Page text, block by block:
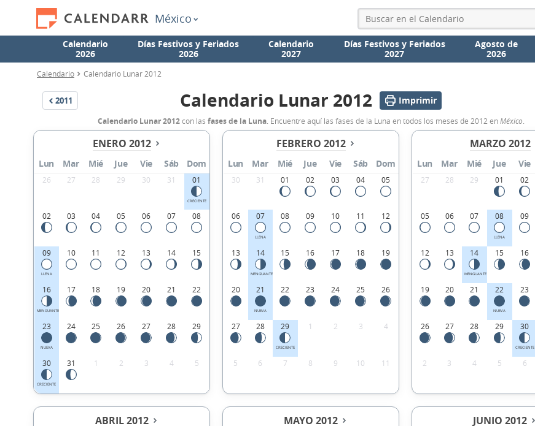
México
Calendario
2026
Días Festivos y Feriados
2026
Calendario
2027
Días Festivos y Feriados
2027
Agosto de
2026
Calendario Calendario Lunar 2012
2011 Calendario Lunar 2012 Imprimir
Calendario Lunar 2012con las fases de la Luna. Encuentre aquí las fases de la Luna en todos los meses de 2012 enMéxico
ENERO 2012
Lun Mar Mié Jue Vie Sáb Dom
26 27 28 29 30 31 01
CRECIENTE
02 03 04 05 06 07 08
09
LLENA
10 11 12 13 14 15
16
MENGUANTE
17 18 19 20 21 22
23
NUEVA
24 25 26 27 28 29
30
CRECIENTE
31 1 2 3 4 5
FEBRERO 2012
Lun Mar Mié Jue Vie Sáb Dom
30 31 01 02 03 04 05
06 07
LLENA
08 09 10 11 12
13 14
MENGUANTE
15 16 17 18 19
20 21
NUEVA
22 23 24 25 26
27 28 29
CRECIENTE
1 2 3 4
5 6 7 8 9 10 11
MARZO 2012
Lun Mar Mié Jue Vie
27 28 29 01 02
05 06 07 08
LLENA
09
12 13 14
MENGUANTE
15 16
19 20 21 22
NUEVA
23
26 27 28 29 30
CRECIENTE
2 3 4 5 6
ABRIL 2012 MAYO 2012 JUNIO 2012